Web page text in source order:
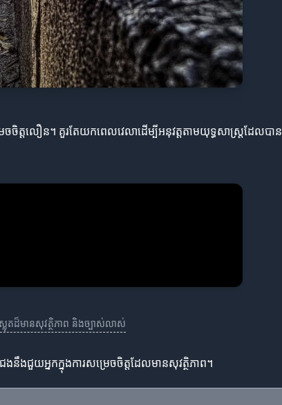
ត្តលឿន។ គួរតែយកពេលវេលាដើម្បីអនុវត្តតាមយុទ្ធសាស្ត្រដែលប
តដ៏មានសុវត្ថិភាព និងច្បាស់លាស់
ងជួយអ្នកក្នុងការសម្រេចចិត្តដែលមានសុវត្ថិភាព។